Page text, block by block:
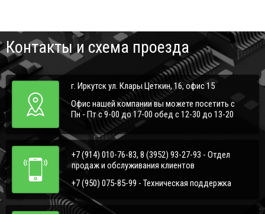
Контакты и схема проезда
г. Иркутск ул. Клары Цеткин, 16, офис 15
Офис нашей компании вы можете посетить с
Пн - Пт с 9-00 до 17-00 обед с 12-30 до 13-20
+7 (914) 010-76-83, 8 (3952) 93-27-93 - Отдел
продаж и обслуживания клиентов
+7 (950) 075-85-99 - Техническая поддержка